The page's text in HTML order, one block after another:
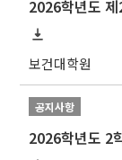
보건대학원
공지사항